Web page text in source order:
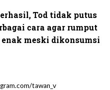
Tod tidak putus
cara agar rumput
meski dikonsumsi
tawan_v